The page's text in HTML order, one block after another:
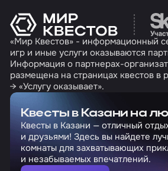
«Мир Квестов» - информационный
игр и иные услуги оказываются
Информация о партнерах-
размещена на страницах квестов в
→ «Услугу оказывает».
Квесты в Казани на
Квесты в Казани — отличный
и друзьями! Здесь вы найдете
комнаты для захватывающих
и незабываемых впечатлений.